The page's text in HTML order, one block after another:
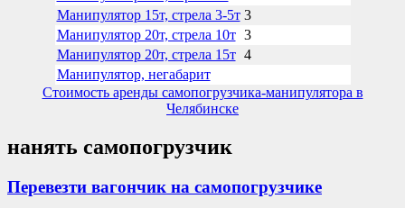
Манипулятор 15т, стрела 3-5т 3
Манипулятор 20т, стрела 10т 3
Манипулятор 20т, стрела 15т 4
Манипулятор, негабарит
Стоимость аренды самопогрузчика-манипулятора в
Челябинске
нанять самопогрузчик
Перевезти вагончик на самопогрузчике